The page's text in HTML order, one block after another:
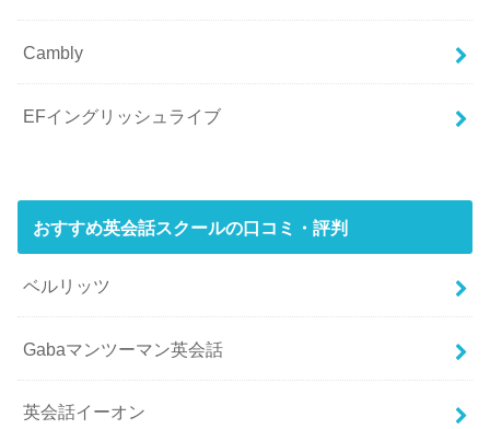
Cambly
EFイングリッシュライブ
おすすめ英会話スクールの口コミ・評判
ベルリッツ
Gabaマンツーマン英会話
英会話イーオン